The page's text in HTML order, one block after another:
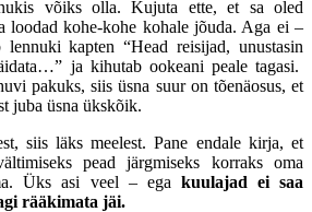
võiks olla. Kujuta ette, et sa oled
loodad kohe-kohe kohale jõuda. Aga ei –
lennuki kapten “Head reisijad, unustasin
ja kihutab ookeani peale tagasi.
pakuks, siis üsna suur on tõenäosus, et
juba üsna ükskõik.
siis läks meelest. Pane endale kirja, et
pead järgmiseks korraks oma
Üks asi veel – ega kuulajad ei saa
rääkimata jäi.